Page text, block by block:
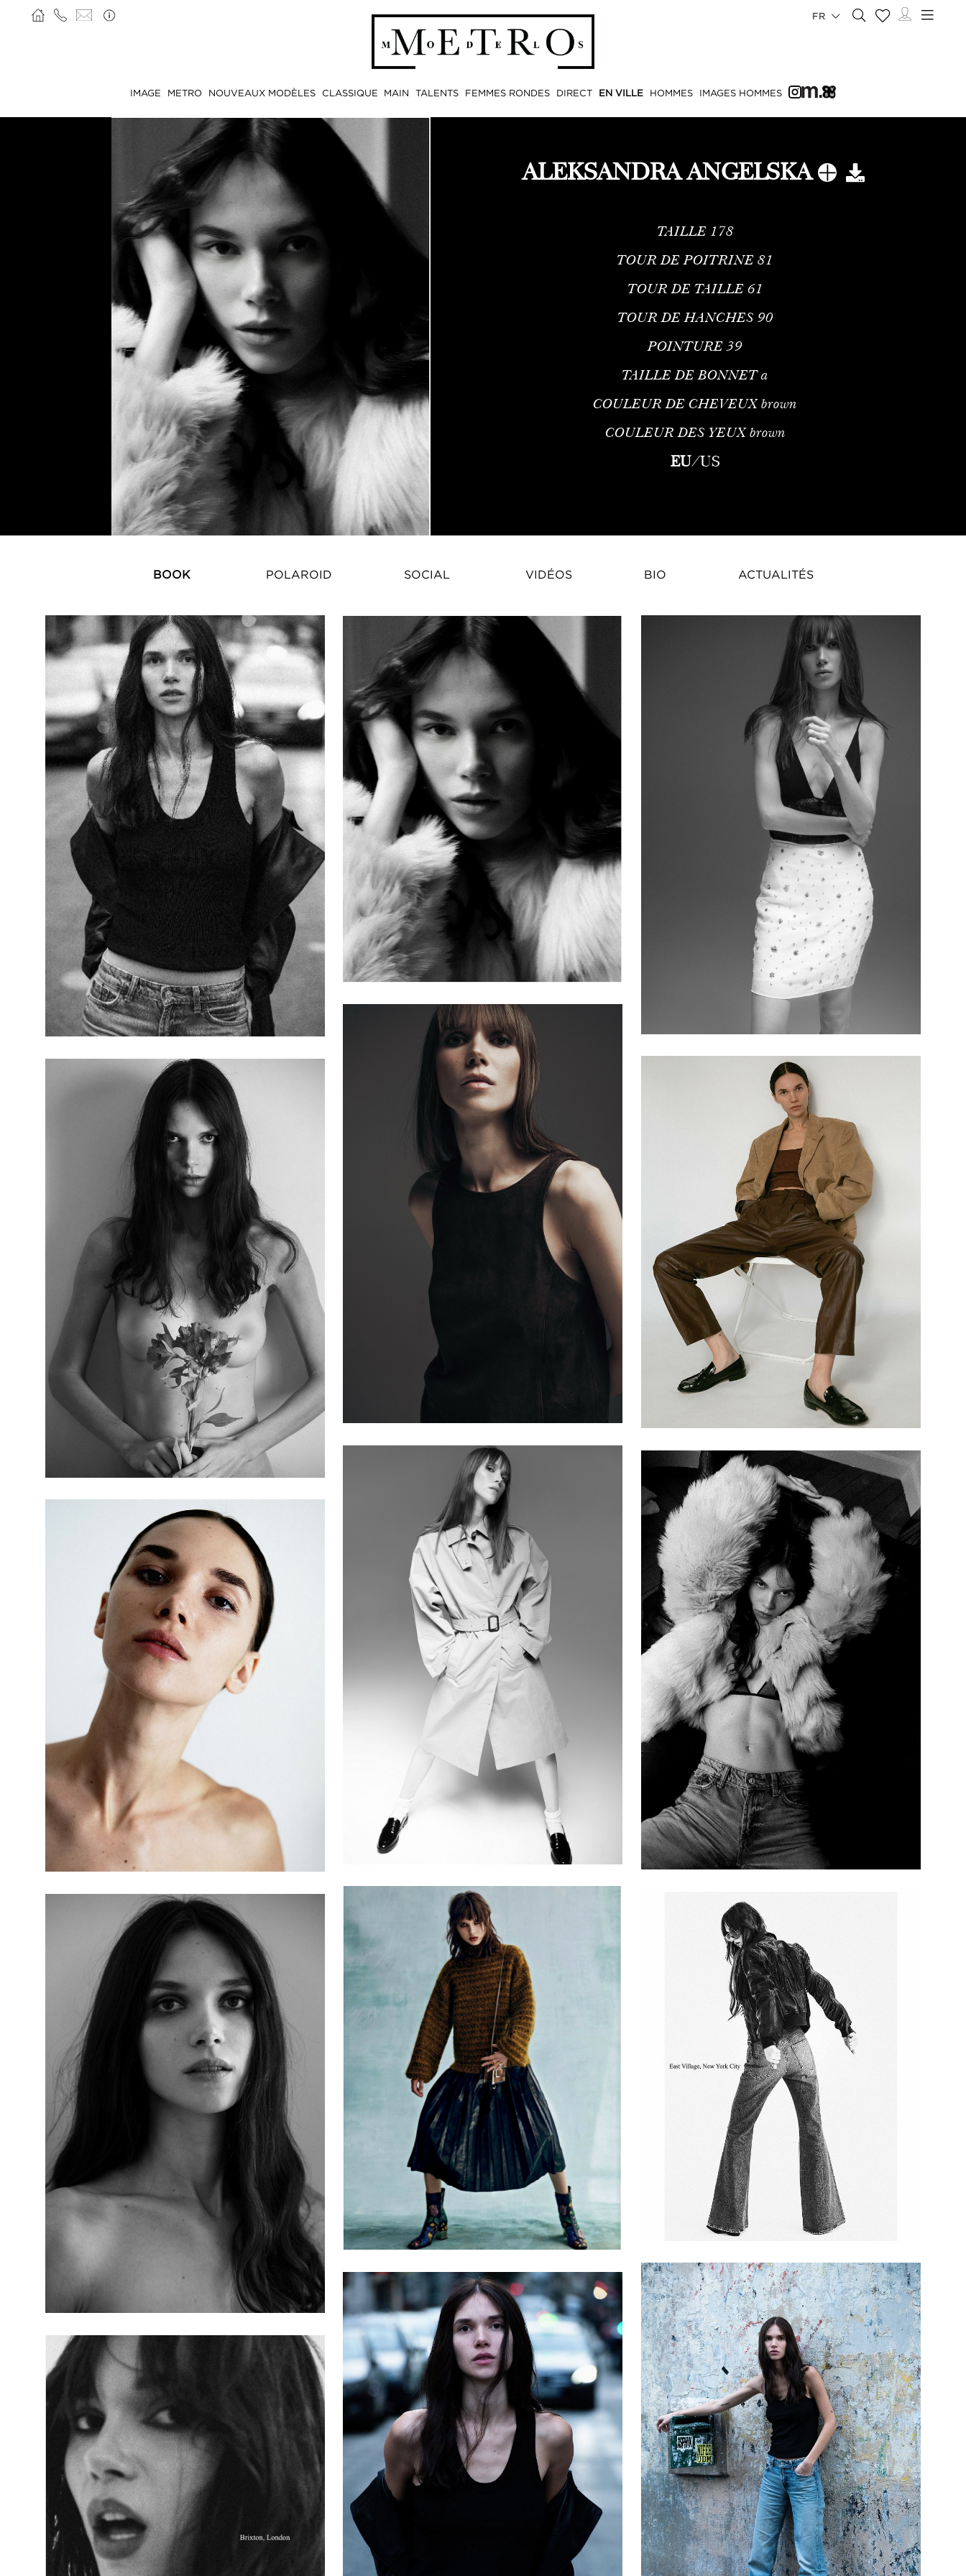
IMAGE METRO NOUVEAUX MODÈLES CLASSIQUE MAIN TALENTS FEMMES RONDES DIRECT EN VILLE HOMMES IMAGES HOMMES
FR
ALEKSANDRA ANGELSKA
TAILLE 178
TOUR DE POITRINE 81
TOUR DE TAILLE 61
TOUR DE HANCHES 90
POINTURE 39
TAILLE DE BONNET a
COULEUR DE CHEVEUXbrown
COULEUR DES YEUXbrown
EU/US
Aleksandra Angielska est un mannequin de mode international originaire de Pologne, né en
BOOK POLAROID SOCIAL VIDÉOS BIO ACTUALITÉS